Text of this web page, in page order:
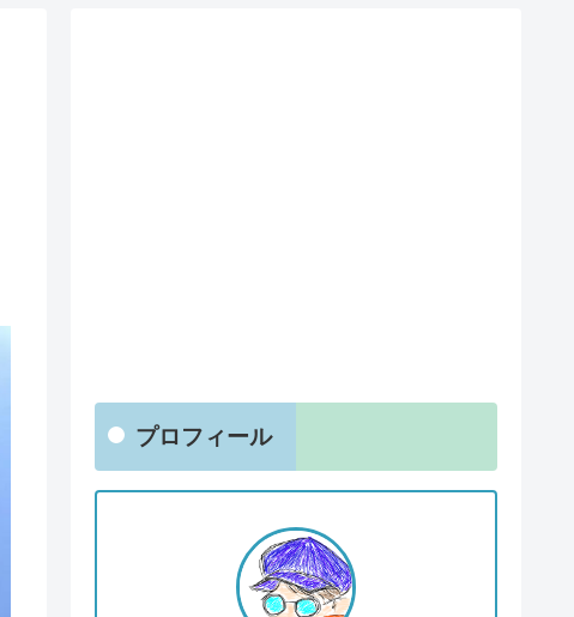
プロフィール